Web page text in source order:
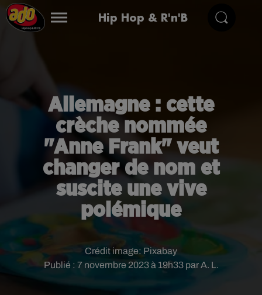
Hip Hop & R'n'B
Allemagne : cette
crèche nommée
"Anne Frank" veut
changer de nom et
suscite une vive
polémique
Publié : 7 novembre 2023 à 19h33 par A. L.
Crédit image: Pixabay